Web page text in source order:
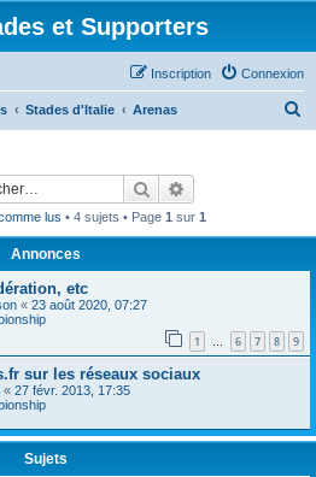
et Supporters
Connexion
Inscription
Stades d'Italie Arenas
Rechercher
lus • 4 sujets • Page 1 sur 1
Annonces
etc
« 23 août 2020, 07:27
1 … 6 7 8 9
sur les réseaux sociaux
« 27 févr. 2013, 17:35
Sujets